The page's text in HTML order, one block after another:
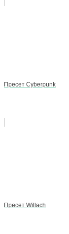
Пресет Cyberpunk
Пресет Willach